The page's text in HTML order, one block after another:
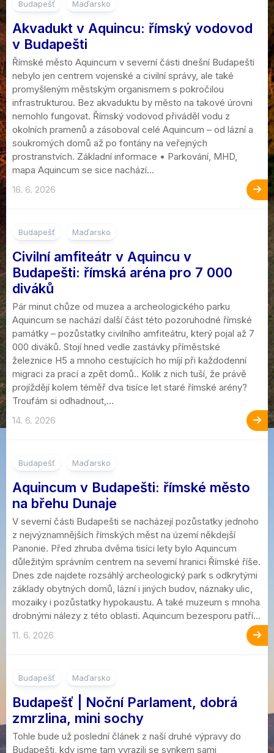
Budapešť Maďarsko
Akvadukt v Aquincu: římský vodovod
v Budapešti
Římské město Aquincum v severní části dnešní Budapešti
nebylo jen centrem vojenské a civilní správy, ale také
promyšleným městským organismem s pokročilou
infrastrukturou. Bez akvaduktu by město na takové úrovni
nemohlo fungovat. Římský vodovod přiváděl vodu z
okolních pramenů a zásoboval celé Aquincum – od lázní a
soukromých domů až po fontány na veřejných
prostranstvích. Základní informace • Parkování, MHD,
mapa Aquincum se sice nachází...
16. 6. 2026
Budapešť Maďarsko
Civilní amfiteátr v Aquincu v
Budapešti: římská aréna pro 7 000
diváků
Pár minut chůze od muzea a archeologického parku
Aquincum se nachází další část této pozoruhodné římské
památky – pozůstatky civilního amfiteátru, který pojal až 7
000 diváků. Stojí hned vedle zastávky příměstské
železnice H5 a mnoho cestujících ho míjí při každodenní
migraci za prací a zpět domů.. Kolik z nich tuší, že právě
projíždějí kolem téměř dva tisíce let staré římské arény?
Troufám si odhadnout,...
14. 6. 2026
Budapešť Maďarsko
Aquincum v Budapešti: římské město
na břehu Dunaje
V severní části Budapešti se nacházejí pozůstatky jednoho
z nejvýznamnějších římských měst na území někdejší
Panonie. Před zhruba dvěma tisíci lety bylo Aquincum
důležitým správním centrem na severní hranici Římské říše.
Dnes zde najdete rozsáhlý archeologický park s odkrytými
základy obytných domů, lázní i jiných budov, náznaky ulic,
mozaiky i pozůstatky hypokaustu. A také muzeum s mnoha
drobnými nálezy z této oblasti. Aquincum bezesporu patří...
11. 6. 2026
Budapešť Maďarsko
Budapešť | Noční Parlament, dobrá
zmrzlina, mini sochy
Tohle bude už poslední článek z naší druhé výpravy do
Budapešti, kdy jsme tam vyrazili se synkem sami